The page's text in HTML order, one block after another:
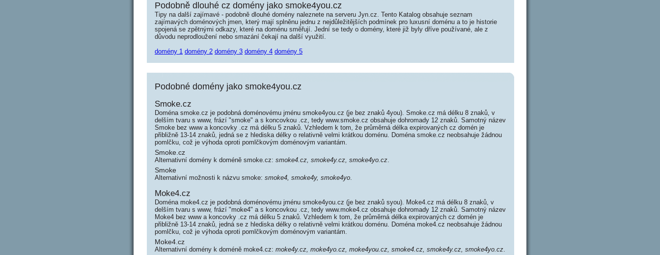
Podobně dlouhé cz domény jako smoke4you.cz
Tipy na další zajímavé - podobně dlouhé domény naleznete na serveru Jyn.cz. Tento Katalog obsahuje seznam
zajímavých doménových jmen, který mají splněnu jednu z nejdůležitějších podmínek pro luxusní doménu a to je historie
spojená se zpětnými odkazy, které na doménu směřují. Jední se tedy o domény, které již byly dříve používané, ale z
důvodu neprodloužení nebo smazání čekají na další využití.
domény 1 domény 2 domény 3 domény 4 domény 5
Podobné domény jako smoke4you.cz
Smoke.cz
Doména smoke.cz je podobná doménovému jménu smoke4you.cz (je bez znaků 4you). Smoke.cz má délku 8 znaků, v
delším tvaru s www, frází "smoke" a s koncovkou .cz, tedy www.smoke.cz obsahuje dohromady 12 znaků. Samotný název
Smoke bez www a koncovky .cz má délku 5 znaků. Vzhledem k tom, že průměrná délka expirovaných cz domén je
přibližně 13-14 znaků, jedná se z hlediska délky o relativně velmi krátkou doménu. Doména smoke.cz neobsahuje žádnou
pomlčku, což je výhoda oproti pomlčkovým doménovým variantám.
Smoke.cz
Alternativní domény k doméně smoke.cz: smoke4.cz, smoke4y.cz, smoke4yo.cz.
Smoke
Alternativní možnosti k názvu smoke: smoke4, smoke4y, smoke4yo.
Moke4.cz
Doména moke4.cz je podobná doménovému jménu smoke4you.cz (je bez znaků syou). Moke4.cz má délku 8 znaků, v
delším tvaru s www, frází "moke4" a s koncovkou .cz, tedy www.moke4.cz obsahuje dohromady 12 znaků. Samotný název
Moke4 bez www a koncovky .cz má délku 5 znaků. Vzhledem k tom, že průměrná délka expirovaných cz domén je
přibližně 13-14 znaků, jedná se z hlediska délky o relativně velmi krátkou doménu. Doména moke4.cz neobsahuje žádnou
pomlčku, což je výhoda oproti pomlčkovým doménovým variantám.
Moke4.cz
Alternativní domény k doméně moke4.cz: moke4y.cz, moke4yo.cz, moke4you.cz, smoke4.cz, smoke4y.cz, smoke4yo.cz.